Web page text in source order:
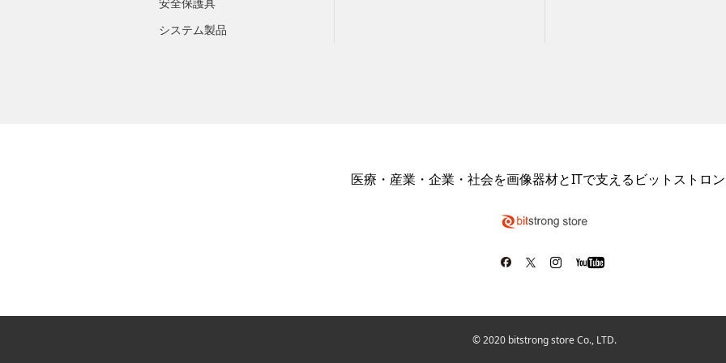
安全保護具
システム製品
医療・産業・企業・社会を画像器材とITで支えるビットストロ
© 2020 bitstrong store Co., LTD.